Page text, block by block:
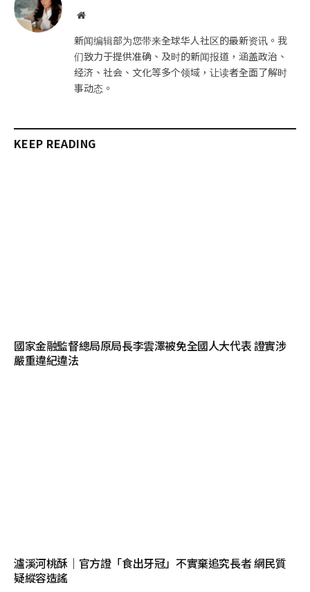
网
新闻编辑部为您带来全球华人社区的最新资讯。我
们致力于提供准确、及时的新闻报道，涵盖政治、
经济、社会、文化等多个领域，让读者全面了解时
事动态。
KEEP READING
國家金融監督總局原局長李雲澤被免全國人大代表 證實涉
嚴重違紀違法
瀘溪河桃酥｜官方證「食出牙冠」不實棄追究長者 網民質
疑縱容造謠